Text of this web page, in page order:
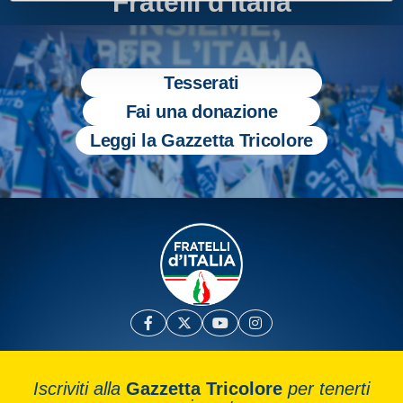
Tesserati
Fai una donazione
Leggi la Gazzetta Tricolore
Iscriviti alla Gazzetta Tricolore per tenerti